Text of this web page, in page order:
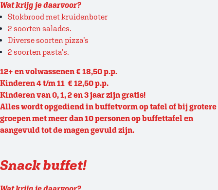
Wat krijg je daarvoor?
Stokbrood met kruidenboter
2 soorten salades.
Diverse soorten pizza’s
2 soorten pasta’s.
12+ en volwassenen € 18,50 p.p.
Kinderen 4 t/m 11 € 12,50 p.p.
Kinderen van 0, 1, 2 en 3 jaar zijn gratis!
Alles wordt opgediend in buffetvorm op tafel of bij grotere
groepen met meer dan 10 personen op buffettafel en
aangevuld tot de magen gevuld zijn.
Snack buffet!